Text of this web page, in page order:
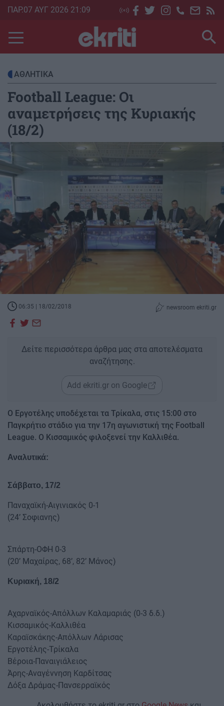
Skip
main
content
ΠΑΡ.07 ΑΥΓ 2026 21:09
ΑΘΛΗΤΙΚΑ
Football League: Οι
αναμετρήσεις της Κυριακής
(18/2)
06:35 | 18/02/2018 newsroom ekriti.gr
Δείτε περισσότερα άρθρα μας στα αποτελέσματα
αναζήτησης.
Add ekriti.gr on Google
Ο Εργοτέλης υποδέχεται τα Τρίκαλα, στις 15:00 στο
Παγκρήτιο στάδιο για την 17η αγωνιστική της Football
League. Ο Κισσαμικός φιλοξενεί την Καλλιθέα.
Αναλυτικά:
Σάββατο, 17/2
Παναχαϊκή-Αιγινιακός 0-1
(24’ Σοφιανης)
Σπάρτη-ΟΦΗ 0-3
(20’ Μαχαίρας, 68’, 82’ Μάνος)
Κυριακή, 18/2
Αχαρναϊκός-Απόλλων Καλαμαριάς (0-3 δ.δ.)
Κισσαμικός-Καλλιθέα
Καραϊσκάκης-Απόλλων Λάρισας
Εργοτέλης-Τρίκαλα
Βέροια-Παναιγιάλειος
Άρης-Αναγέννηση Καρδίτσας
Δόξα Δράμας-Πανσερραϊκός